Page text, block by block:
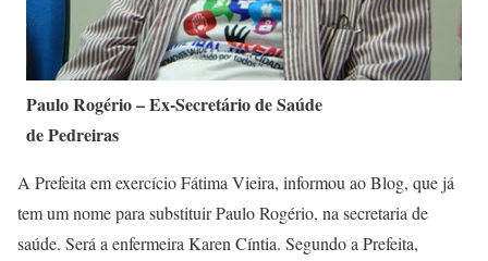
Paulo Rogério – Ex-Secretário de Saúde
de Pedreiras
A Prefeita em exercício Fátima Vieira, informou ao Blog, que já
tem um nome para substituir Paulo Rogério, na secretaria de
saúde. Será a enfermeira Karen Cíntia. Segundo a Prefeita,